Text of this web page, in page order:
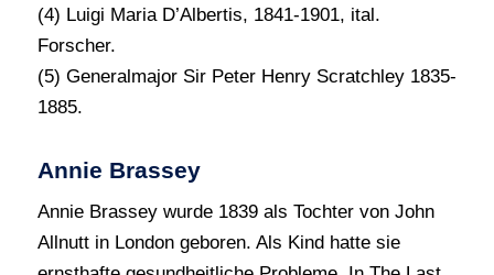
(4) Luigi Maria D’Albertis, 1841-1901, ital.
Forscher.
(5) Generalmajor Sir Peter Henry Scratchley 1835-
1885.
Annie Brassey
Annie Brassey wurde 1839 als Tochter von John
Allnutt in London geboren. Als Kind hatte sie